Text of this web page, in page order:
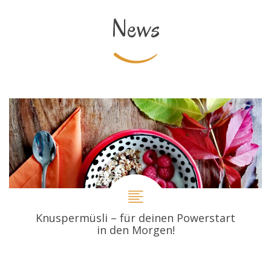
News
Knuspermüsli – für deinen Powerstart
in den Morgen!